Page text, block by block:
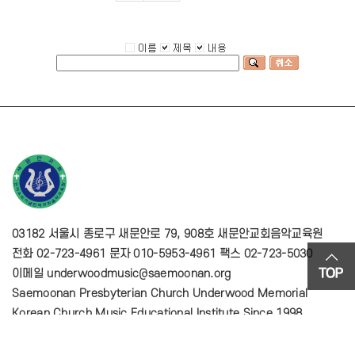
03182 서울시 종로구 새문안로 79, 908호 새문안교회음악교육원
전화 02-723-4961 문자 010-5953-4961 팩스 02-723-5030
이메일 underwoodmusic@saemoonan.org
Saemoonan Presbyterian Church Underwood Memorial
Korean Church Music Educational Institute Since 1998